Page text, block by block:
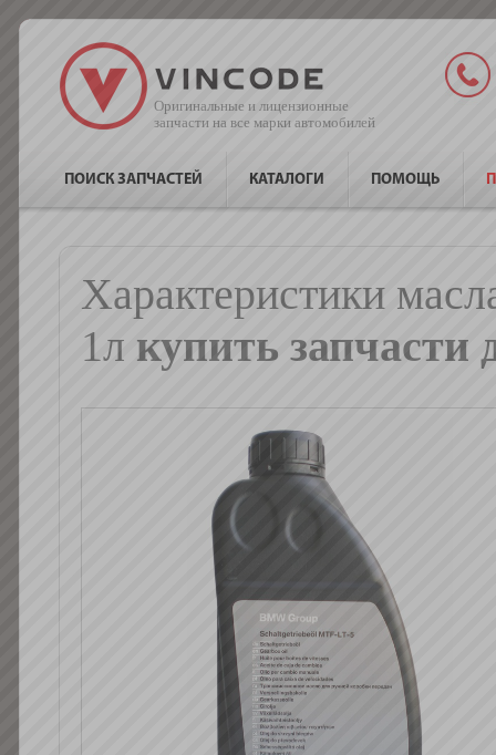
Оригинальные и лицензионные
запчасти на все марки автомобилей
ПОИСК ЗАПЧАСТЕЙ КАТАЛОГИ ПОМОЩЬ
Характеристики
1л купить запчасти